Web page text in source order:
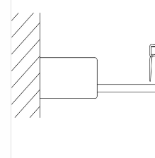
d'étanchéité horizontale
avec seuil (hauteur 6 mm)
(sans plancher) En
étanchéité absolue ne
avec matériel de fixation
PPP